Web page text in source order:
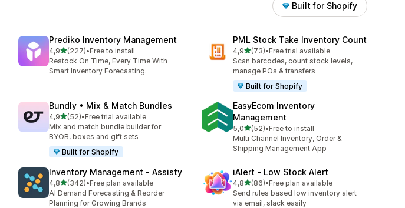
Built for Shopify
Prediko Inventory Management
4,9na 5 gwiazdek
(227)
Łączna liczba recenzji: 227
•Free to install
Restock On Time, Every Time With
Smart Inventory Forecasting.
PML Stock Take Inventory Count
4,9na 5 gwiazdek
(73)
Łączna liczba recenzji: 73
•Free trial available
Scan barcodes, count stock levels,
manage POs & transfers
Built for Shopify
Bundly • Mix & Match Bundles
4,9na 5 gwiazdek
(52)
Łączna liczba recenzji: 52
•Free trial available
Mix and match bundle builder for
BYOB, boxes and gift sets
Built for Shopify
EasyEcom Inventory
Management
5,0na 5 gwiazdek
(52)
Łączna liczba recenzji: 52
•Free to install
Multi Channel Inventory, Order &
Shipping Management App
Inventory Management ‑ Assisty
4,8na 5 gwiazdek
(342)
Łączna liczba recenzji: 342
•Free plan available
AI Demand Forecasting & Reorder
Planning for Growing Brands
iAlert ‑ Low Stock Alert
4,8na 5 gwiazdek
(86)
Łączna liczba recenzji: 86
•Free plan available
Send rules based low inventory alert
via email, slack easily